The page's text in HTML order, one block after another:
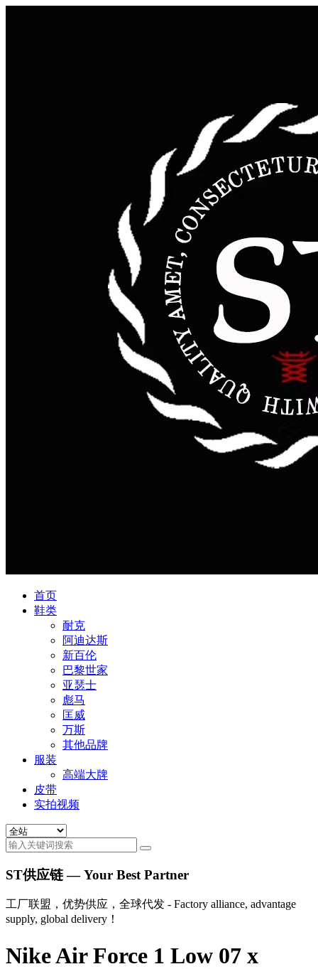
首页
鞋类
耐克
阿迪达斯
新百伦
巴黎世家
亚瑟士
彪马
匡威
万斯
其他品牌
服装
高端大牌
皮带
实拍视频
ST供应链 — Your Best Partner
工厂联盟，优势供应，全球代发 - Factory alliance, advantage
supply, global delivery！
Nike Air Force 1 Low 07 x